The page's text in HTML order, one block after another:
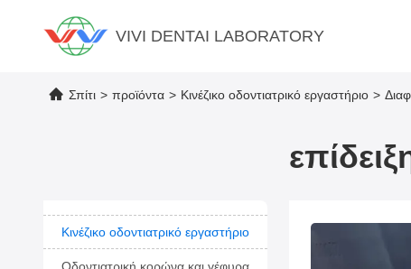
VIVI DENTAI LABORATORY
Σπίτι > προϊόντα > Κινέζικο οδοντιατρικό εργαστήριο >
Κινέζικο οδοντιατρικό εργαστήριο